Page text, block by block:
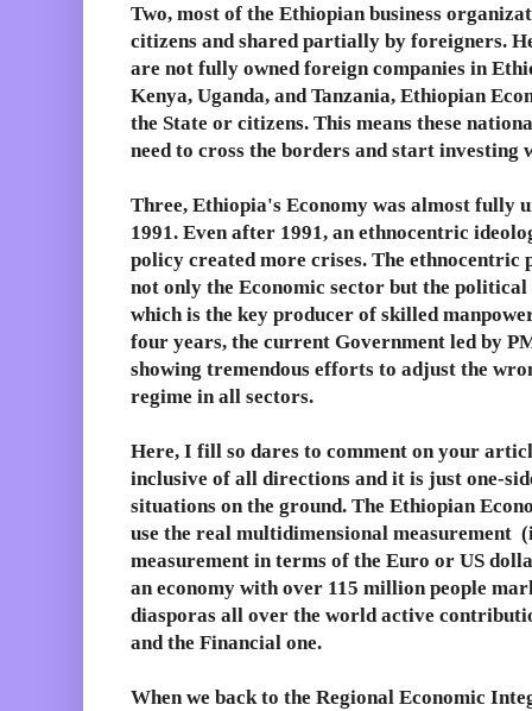
Two, most of the Ethiopian business
citizens and shared partially by foreigners.
are not fully owned foreign companies in
Kenya, Uganda, and Tanzania, Ethiopian
the State or citizens. This means these
need to cross the borders and start
Three, Ethiopia's Economy was almost fully
1991. Even after 1991, an ethnocentric
policy created more crises. The ethnocentric
not only the Economic sector but the political
which is the key producer of skilled
four years, the current Government led by
showing tremendous efforts to adjust the
regime in all sectors.
Here, I fill so dares to comment on your
inclusive of all directions and it is just one-
situations on the ground. The Ethiopian
use the real multidimensional measurement
measurement in terms of the Euro or US
an economy with over 115 million people
diasporas all over the world active
and the Financial one.
When we back to the Regional Economic